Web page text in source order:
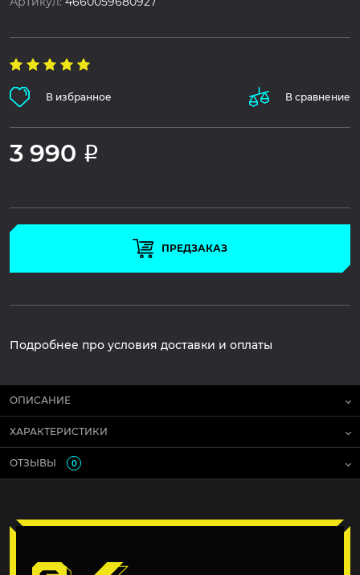
В избранное В сравнение
3 990 Р
ПРЕДЗАКАЗ
Подробнее про условия доставки и оплаты
ОПИСАНИЕ
ХАРАКТЕРИСТИКИ
ОТЗЫВЫ 0